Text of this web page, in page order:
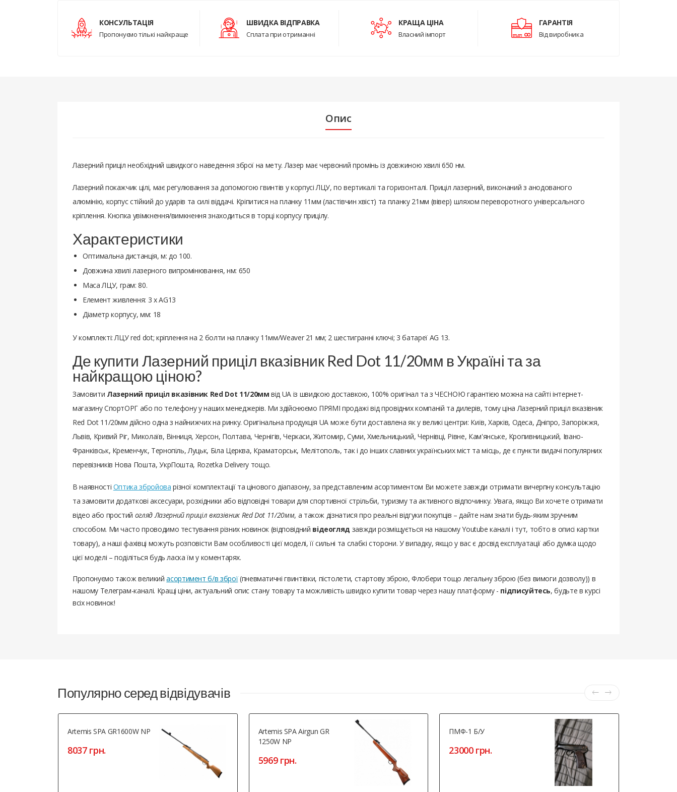
КОНСУЛЬТАЦІЯ
Пропонуємо тількі найкраще
ШВИДКА ВІДПРАВКА
Сплата при отриманні
КРАЩА ЦІНА
Власний імпорт
ГАРАНТІЯ
Від виробника
Опис
Лазерний приціл необхідний швидкого наведення зброї на мету. Лазер має червоний промінь із довжиною хвилі 650 нм.
Лазерний покажчик цілі, має регулювання за допомогою гвинтів у корпусі ЛЦУ, по вертикалі та горизонталі. Приціл лазерний, виконаний з анодованого
алюмінію, корпус стійкий до ударів та силі віддачі. Кріпитися на планку 11мм (ластівчин хвіст) та планку 21мм (вівер) шляхом переворотного універсального
кріплення. Кнопка увімкнення/вимкнення знаходиться в торці корпусу прицілу.
Характеристики
Оптимальна дистанція, м: до 100.
Довжина хвилі лазерного випромінювання, нм: 650
Маса ЛЦУ, грам: 80.
Елемент живлення: 3 х AG13
Діаметр корпусу, мм: 18
У комплекті: ЛЦУ red dot; кріплення на 2 болти на планку 11мм/Weaver 21 мм; 2 шестигранні ключі; 3 батареї AG 13.
Де купити Лазерний приціл вказівник Red Dot 11/20мм в Україні та за
найкращою ціною?
Замовити Лазерний приціл вказівник Red Dot 11/20мм від UA із швидкою доставкою, 100% оригінал та з ЧЕСНОЮ гарантією можна на сайті інтернет-
магазину СпортОРГ або по телефону у наших менеджерів. Ми здійснюємо ПРЯМІ продажі від провідних компаній та дилерів, тому ціна Лазерний приціл вказівник
Red Dot 11/20мм дійсно одна з найнижчих на ринку. Оригінальна продукція UA може бути доставлена ​​як у великі центри: Київ, Харків, Одеса, Дніпро, Запоріжжя,
Львів, Кривий Ріг, Миколаїв, Вінниця, Херсон, Полтава, Чернігів, Черкаси, Житомир, Суми, Хмельницький, Чернівці, Рівне, Кам'янське, Кропивницький, Івано-
Франківськ, Кременчук, Тернопіль, Луцьк, Біла Церква, Краматорськ, Мелітополь, так і до інших славних українських міст та місць, де є пункти видачі популярних
перевізників Нова Пошта, УкрПошта, Rozetka Delivery тощо.
В наявності Оптика збройова різної комплектації та цінового діапазону, за представленим асортиментом Ви можете завжди отримати вичерпну консультацію
та замовити додаткові аксесуари, розхідники або відповідні товари для спортивної стрільби, туризму та активного відпочинку. Увага, якщо Ви хочете отримати
відео або простий огляд Лазерний приціл вказівник Red Dot 11/20мм, а також дізнатися про реальні відгуки покупців – дайте нам знати будь-яким зручним
способом. Ми часто проводимо тестування різних новинок (відповідний відеогляд завжди розміщується на нашому Youtube каналі і тут, тобто в описі картки
товару), а наші фахівці можуть розповісти Вам особливості цієї моделі, її сильні та слабкі сторони. У випадку, якщо у вас є досвід експлуатації або думка щодо
цієї моделі – поділіться будь ласка їм у коментарях.
Пропонуємо також великийасортимент б/в зброї(пневматичні гвинтівки, пістолети, стартову зброю, Флобери тощо легальну зброю (без вимоги дозволу)) в
нашому Телеграм-каналі. Кращі ціни, актуальний опис стану товару та можливість швидко купити товар через нашу платформу - підписуйтесь, будьте в курсі
всіх новинок!
Популярно серед відвідувачів
Artemis SPA GR1600W NP
8037 грн.
Artemis SPA Airgun GR
1250W NP
5969 грн.
ПМФ-1 Б/У
23000 грн.